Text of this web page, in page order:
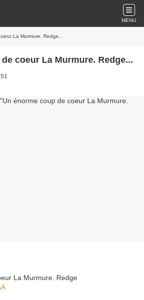
MENU
La Murmure. Redge...
coeur La Murmure. Redge...
La Murmure. Redge